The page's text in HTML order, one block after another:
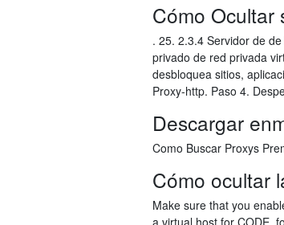
Cómo Ocultar
. 25. 2.3.4 Servidor de
privado de red privada
desbloquea sitios,
Proxy-http. Paso 4.
Descargar
Como Buscar Proxys
Cómo ocultar
Make sure that you
a virtual host for CODE,